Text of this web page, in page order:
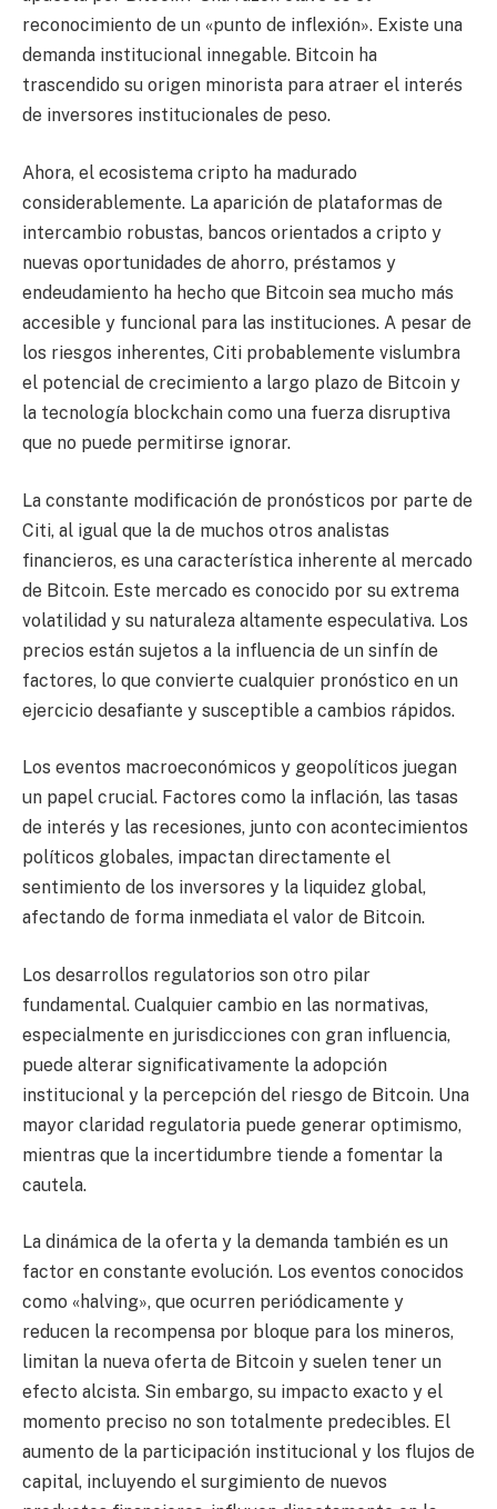
reconocimiento de un «punto de inflexión». Existe una
demanda institucional innegable. Bitcoin ha
trascendido su origen minorista para atraer el interés
de inversores institucionales de peso.
Ahora, el ecosistema cripto ha madurado
considerablemente. La aparición de plataformas de
intercambio robustas, bancos orientados a cripto y
nuevas oportunidades de ahorro, préstamos y
endeudamiento ha hecho que Bitcoin sea mucho más
accesible y funcional para las instituciones. A pesar de
los riesgos inherentes, Citi probablemente vislumbra
el potencial de crecimiento a largo plazo de Bitcoin y
la tecnología blockchain como una fuerza disruptiva
que no puede permitirse ignorar.
La constante modificación de pronósticos por parte de
Citi, al igual que la de muchos otros analistas
financieros, es una característica inherente al mercado
de Bitcoin. Este mercado es conocido por su extrema
volatilidad y su naturaleza altamente especulativa. Los
precios están sujetos a la influencia de un sinfín de
factores, lo que convierte cualquier pronóstico en un
ejercicio desafiante y susceptible a cambios rápidos.
Los eventos macroeconómicos y geopolíticos juegan
un papel crucial. Factores como la inflación, las tasas
de interés y las recesiones, junto con acontecimientos
políticos globales, impactan directamente el
sentimiento de los inversores y la liquidez global,
afectando de forma inmediata el valor de Bitcoin.
Los desarrollos regulatorios son otro pilar
fundamental. Cualquier cambio en las normativas,
especialmente en jurisdicciones con gran influencia,
puede alterar significativamente la adopción
institucional y la percepción del riesgo de Bitcoin. Una
mayor claridad regulatoria puede generar optimismo,
mientras que la incertidumbre tiende a fomentar la
cautela.
La dinámica de la oferta y la demanda también es un
factor en constante evolución. Los eventos conocidos
como «halving», que ocurren periódicamente y
reducen la recompensa por bloque para los mineros,
limitan la nueva oferta de Bitcoin y suelen tener un
efecto alcista. Sin embargo, su impacto exacto y el
momento preciso no son totalmente predecibles. El
aumento de la participación institucional y los flujos de
capital, incluyendo el surgimiento de nuevos